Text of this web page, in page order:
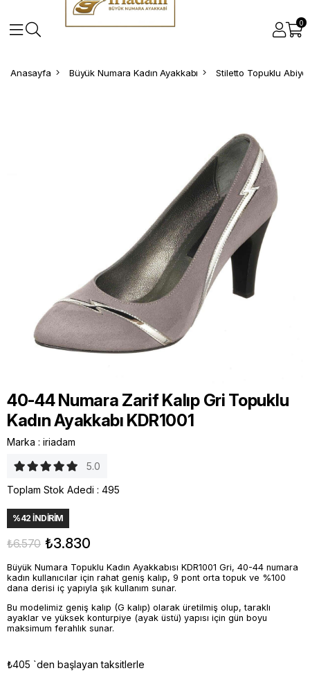
0
Anasayfa Büyük Numara Kadın Ayakkabı Stiletto Topuklu Abiye
40-44 Numara Zarif Kalıp Gri Topuklu
Kadın Ayakkabı KDR1001
Marka : iriadam
5.0
Toplam Stok Adedi : 495
%42 İNDIRIM
₺6.570 ₺3.830
Büyük Numara Topuklu Kadın Ayakkabısı KDR1001 Gri, 40-44 numara
kadın kullanıcılar için rahat geniş kalıp, 9 pont orta topuk ve %100
dana derisi iç yapıyla şık kullanım sunar.
Bu modelimiz geniş kalıp (G kalıp) olarak üretilmiş olup, taraklı
ayaklar ve yüksek konturpiye (ayak üstü) yapısı için gün boyu
maksimum ferahlık sunar.
₺405 `den başlayan taksitlerle